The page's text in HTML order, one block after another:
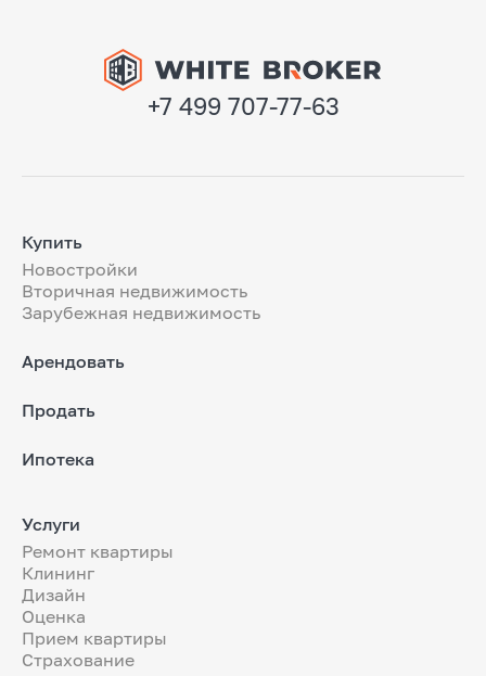
+7 499 707-77-63
Купить
Новостройки
Вторичная недвижимость
Зарубежная недвижимость
Арендовать
Продать
Ипотека
Услуги
Ремонт квартиры
Клининг
Дизайн
Оценка
Прием квартиры
Страхование